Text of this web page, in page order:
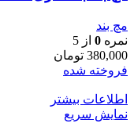
مچ بند
نمره 0 از 5
380,000 تومان
فروخته شده
اطلاعات بیشتر
نمایش سریع